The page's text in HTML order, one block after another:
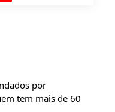
por
tem mais de 60